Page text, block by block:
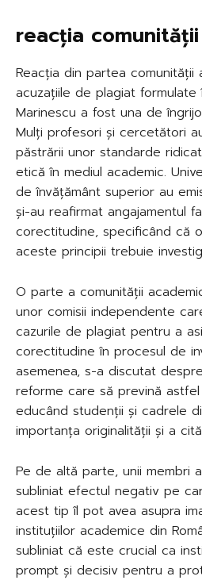
reacția
Reacția din partea comunității
acuzațiile de plagiat formulate
Marinescu a fost una de
Mulți profesori și cercetători
păstrării unor standarde
etică în mediul academic.
de învățământ superior au
și-au reafirmat angajamentul
corectitudine, specificând că
aceste principii trebuie
O parte a comunității
unor comisii independente
cazurile de plagiat pentru a
corectitudine în procesul de
asemenea, s-a discutat
reforme care să prevină
educând studenții și cadrele
importanța originalității și a
Pe de altă parte, unii membri
subliniat efectul negativ pe
acest tip îl pot avea asupra
instituțiilor academice din
subliniat că este crucial ca
prompt și decisiv pentru a